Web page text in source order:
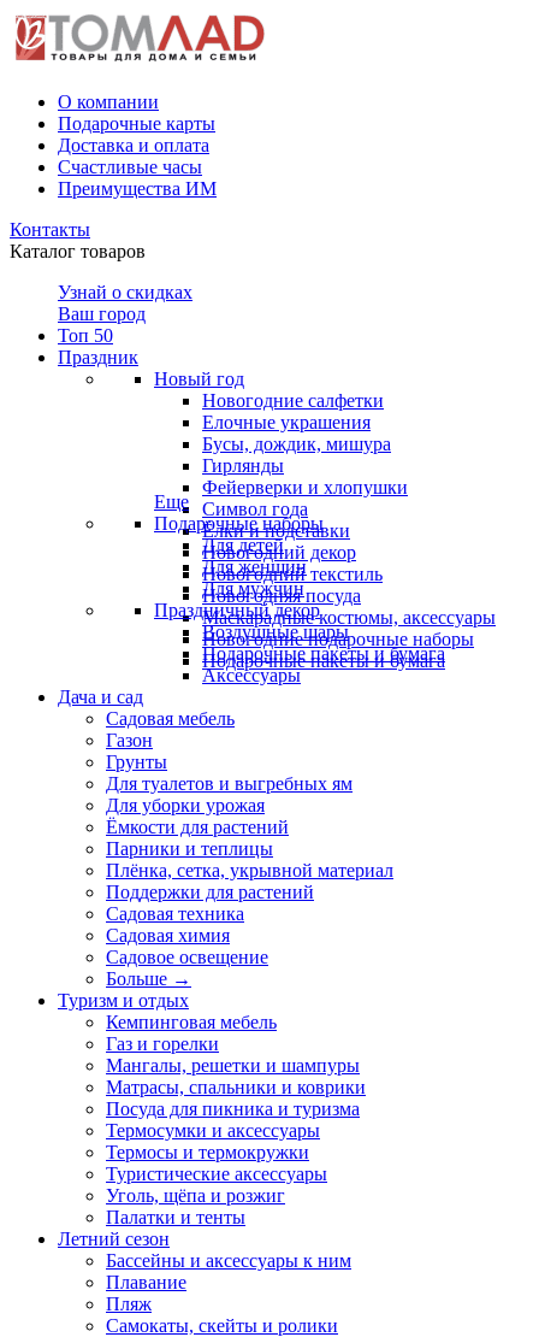
О компании
Подарочные карты
Доставка и оплата
Счастливые часы
Преимущества ИМ
Контакты
Каталог товаров
Узнай о скидках
Ваш город
Топ 50
Праздник
Новый год
Новогодние салфетки
Елочные украшения
Бусы, дождик, мишура
Гирлянды
Фейерверки и хлопушки
Символ года
Ёлки и подставки
Новогодний декор
Новогодний текстиль
Новогодняя посуда
Маскарадные костюмы, аксессуары
Новогодние подарочные наборы
Подарочные пакеты и бумага
Еще
Подарочные наборы
Для детей
Для женщин
Для мужчин
Праздничный декор
Воздушные шары
Подарочные пакеты и бумага
Аксессуары
Дача и сад
Садовая мебель
Газон
Грунты
Для туалетов и выгребных ям
Для уборки урожая
Ёмкости для растений
Парники и теплицы
Плёнка, сетка, укрывной материал
Поддержки для растений
Садовая техника
Садовая химия
Садовое освещение
Больше →
Туризм и отдых
Кемпинговая мебель
Газ и горелки
Мангалы, решетки и шампуры
Матрасы, cпальники и коврики
Посуда для пикника и туризма
Термосумки и аксессуары
Термосы и термокружки
Туристические аксессуары
Уголь, щёпа и розжиг
Палатки и тенты
Летний сезон
Бассейны и аксессуары к ним
Плавание
Пляж
Самокаты, скейты и ролики